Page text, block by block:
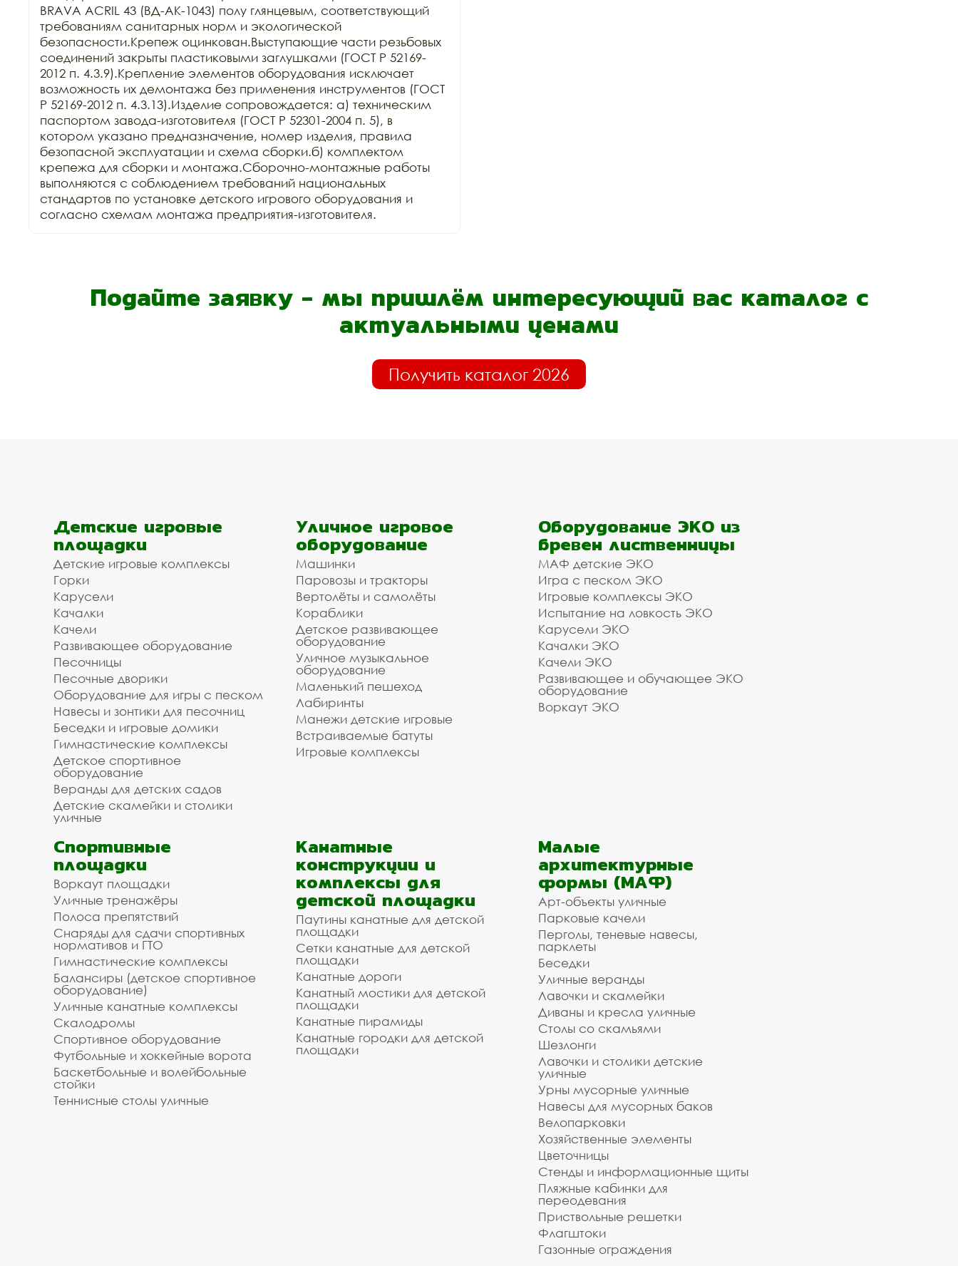
BRAVA ACRIL 43 (ВД-АК-1043) полу глянцевым, соответствующий
требованиям санитарных норм и экологической
безопасности.Крепеж оцинкован.Выступающие части резьбовых
соединений закрыты пластиковыми заглушками (ГОСТ Р 52169-
2012 п. 4.3.9).Крепление элементов оборудования исключает
возможность их демонтажа без применения инструментов (ГОСТ
Р 52169-2012 п. 4.3.13).Изделие сопровождается: а) техническим
паспортом завода-изготовителя (ГОСТ Р 52301-2004 п. 5), в
котором указано предназначение, номер изделия, правила
безопасной эксплуатации и схема сборки.б) комплектом
крепежа для сборки и монтажа.Сборочно-монтажные работы
выполняются с соблюдением требований национальных
стандартов по установке детского игрового оборудования и
согласно схемам монтажа предприятия-изготовителя.
Подайте заявку - мы пришлём интересующий вас каталог с
актуальными ценами
Получить каталог 2026
Детские игровые
площадки
Детские игровые комплексы
Горки
Карусели
Качалки
Качели
Развивающее оборудование
Песочницы
Песочные дворики
Оборудование для игры с песком
Навесы и зонтики для песочниц
Беседки и игровые домики
Гимнастические комплексы
Детское спортивное
оборудование
Веранды для детских садов
Детские скамейки и столики
уличные
Уличное игровое
оборудование
Машинки
Паровозы и тракторы
Вертолёты и самолёты
Кораблики
Детское развивающее
оборудование
Уличное музыкальное
оборудование
Маленький пешеход
Лабиринты
Манежи детские игровые
Встраиваемые батуты
Игровые комплексы
Оборудование ЭКО из
бревен лиственницы
МАФ детские ЭКО
Игра с песком ЭКО
Игровые комплексы ЭКО
Испытание на ловкость ЭКО
Карусели ЭКО
Качалки ЭКО
Качели ЭКО
Развивающее и обучающее ЭКО
оборудование
Воркаут ЭКО
Спортивные
площадки
Воркаут площадки
Уличные тренажёры
Полоса препятствий
Снаряды для сдачи спортивных
нормативов и ГТО
Гимнастические комплексы
Балансиры (детское спортивное
оборудование)
Уличные канатные комплексы
Скалодромы
Спортивное оборудование
Футбольные и хоккейные ворота
Баскетбольные и волейбольные
стойки
Теннисные столы уличные
Канатные
конструкции и
комплексы для
детской площадки
Паутины канатные для детской
площадки
Сетки канатные для детской
площадки
Канатные дороги
Канатный мостики для детской
площадки
Канатные пирамиды
Канатные городки для детской
площадки
Малые
архитектурные
формы (МАФ)
Арт-объекты уличные
Парковые качели
Перголы, теневые навесы,
парклеты
Беседки
Уличные веранды
Лавочки и скамейки
Диваны и кресла уличные
Столы со скамьями
Шезлонги
Лавочки и столики детские
уличные
Урны мусорные уличные
Навесы для мусорных баков
Велопарковки
Хозяйственные элементы
Цветочницы
Стенды и информационные щиты
Пляжные кабинки для
переодевания
Приствольные решетки
Флагштоки
Газонные ограждения